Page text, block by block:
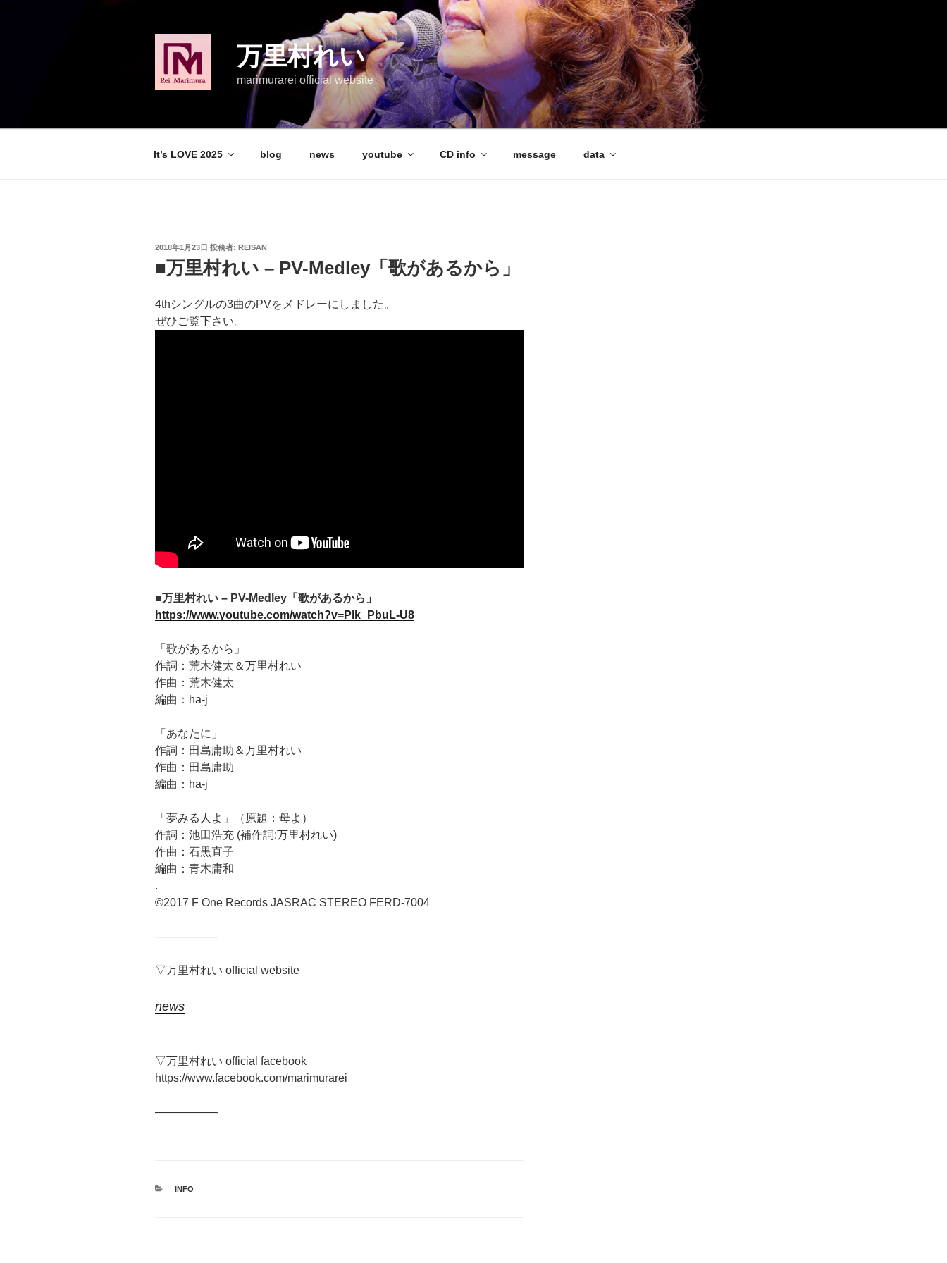
キ
万里村れい
marimurarei official website
It’s LOVE 2025 blog news youtube CD info message data
投
2018年1月23日 投稿者: REISAN
■万里村れい – PV-Medley「歌があるから」
4thシングルの3曲のPVをメドレーにしました。
ぜひご覧下さい。
■万里村れい – PV-Medley「歌があるから」
https://www.youtube.com/watch?v=Plk_PbuL-U8
「歌があるから」
作詞：荒木健太＆万里村れい
作曲：荒木健太
編曲：ha-j
「あなたに」
作詞：田島庸助＆万里村れい
作曲：田島庸助
編曲：ha-j
「夢みる人よ」（原題：母よ）
作詞：池田浩充 (補作詞:万里村れい)
作曲：石黒直子
編曲：青木庸和
.
©2017 F One Records JASRAC STEREO FERD-7004
—————–
▽万里村れい official website
news
▽万里村れい official facebook
https://www.facebook.com/marimurarei
—————–
カINFO